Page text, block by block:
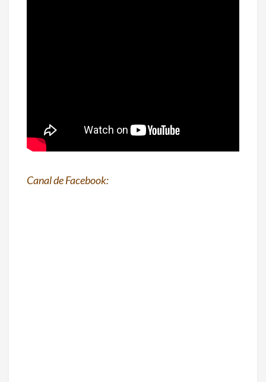
Canal de Facebook: